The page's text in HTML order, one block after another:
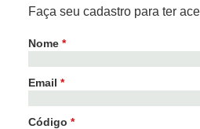
Faça seu cadastro para ter
Nome *
Email *
Código *